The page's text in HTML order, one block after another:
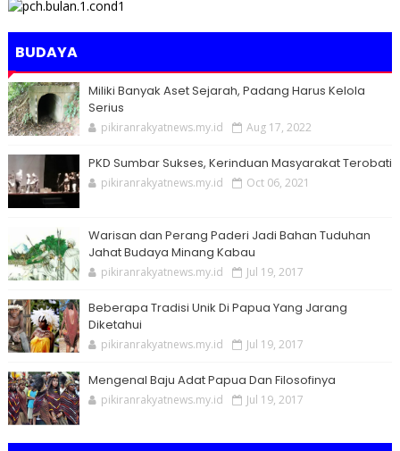
BUDAYA
Miliki Banyak Aset Sejarah, Padang Harus Kelola
Serius
pikiranrakyatnews.my.id Aug 17, 2022
PKD Sumbar Sukses, Kerinduan Masyarakat Terobati
pikiranrakyatnews.my.id Oct 06, 2021
Warisan dan Perang Paderi Jadi Bahan Tuduhan
Jahat Budaya Minang Kabau
pikiranrakyatnews.my.id Jul 19, 2017
Beberapa Tradisi Unik Di Papua Yang Jarang
Diketahui
pikiranrakyatnews.my.id Jul 19, 2017
Mengenal Baju Adat Papua Dan Filosofinya
pikiranrakyatnews.my.id Jul 19, 2017